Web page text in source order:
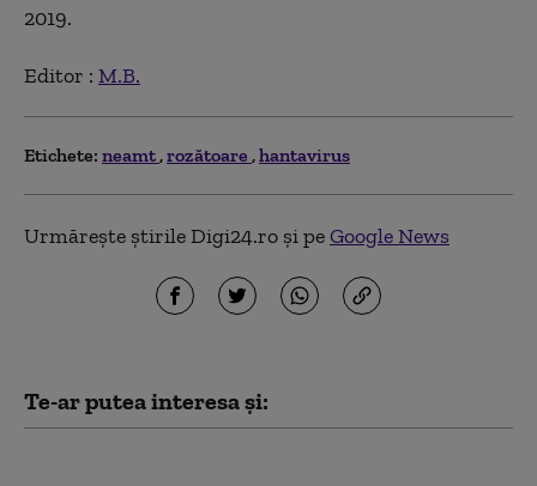
2019.
Editor : M.B.
Etichete: neamt rozătoare hantavirus
Urmărește știrile Digi24.ro și peGoogle News
Te-ar putea interesa și: